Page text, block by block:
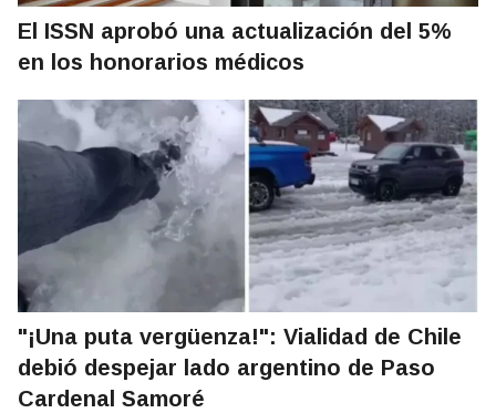
El ISSN aprobó una actualización del 5%
en los honorarios médicos
"¡Una puta vergüenza!": Vialidad de Chile
debió despejar lado argentino de Paso
Cardenal Samoré